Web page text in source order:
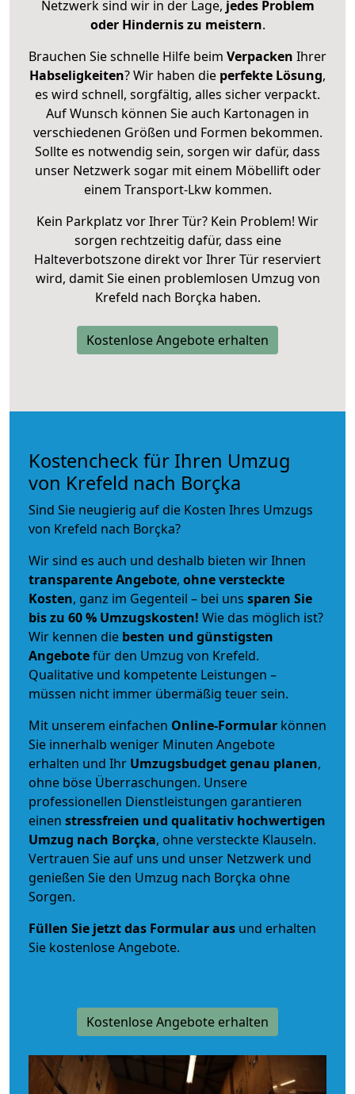
Netzwerk sind wir in der Lage, jedes Problem
oder Hindernis zu meistern.
Brauchen Sie schnelle Hilfe beim Verpacken Ihrer
Habseligkeiten? Wir haben die perfekte Lösung,
es wird schnell, sorgfältig, alles sicher verpackt.
Auf Wunsch können Sie auch Kartonagen in
verschiedenen Größen und Formen bekommen.
Sollte es notwendig sein, sorgen wir dafür, dass
unser Netzwerk sogar mit einem Möbellift oder
einem Transport-Lkw kommen.
Kein Parkplatz vor Ihrer Tür? Kein Problem! Wir
sorgen rechtzeitig dafür, dass eine
Halteverbotszone direkt vor Ihrer Tür reserviert
wird, damit Sie einen problemlosen Umzug von
Krefeld nach Borçka haben.
Kostenlose Angebote erhalten
Kostencheck für Ihren Umzug
von Krefeld nach Borçka
Sind Sie neugierig auf die Kosten Ihres Umzugs
von Krefeld nach Borçka?
Wir sind es auch und deshalb bieten wir Ihnen
transparente Angebote, ohne versteckte
Kosten, ganz im Gegenteil – bei uns sparen Sie
bis zu 60 % Umzugskosten! Wie das möglich ist?
Wir kennen die besten und günstigsten
Angebotefür den Umzug von Krefeld.
Qualitative und kompetente Leistungen –
müssen nicht immer übermäßig teuer sein.
Mit unserem einfachen Online-Formular können
Sie innerhalb weniger Minuten Angebote
erhalten und Ihr Umzugsbudgetgenau planen,
ohne böse Überraschungen. Unsere
professionellen Dienstleistungen garantieren
einen stressfreien und qualitativ hochwertigen
Umzug nach Borçka, ohne versteckte Klauseln.
Vertrauen Sie auf uns und unser Netzwerk und
genießen Sie den Umzug nach Borçka ohne
Sorgen.
Füllen Sie jetzt das Formular aus und erhalten
Sie kostenlose Angebote.
Kostenlose Angebote erhalten